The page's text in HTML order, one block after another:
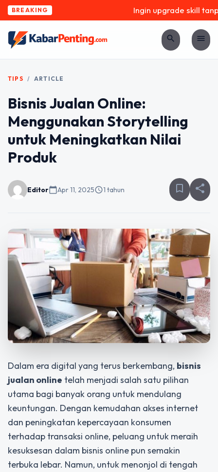
BREAKING Ingin upgrade skill
search menu
TIPS / ARTICLE
Bisnis Jualan Online:
Menggunakan Storytelling
untuk Meningkatkan Nilai
Produk
Editorcalendar_todayApr 11, 2025schedule1 tahun bookmark_border share
Dalam era digital yang terus berkembang, bisnis
jualan online telah menjadi salah satu pilihan
utama bagi banyak orang untuk mendulang
keuntungan. Dengan kemudahan akses internet
dan peningkatan kepercayaan konsumen
terhadap transaksi online, peluang untuk meraih
kesuksesan dalam bisnis online pun semakin
terbuka lebar. Namun, untuk menonjol di tengah